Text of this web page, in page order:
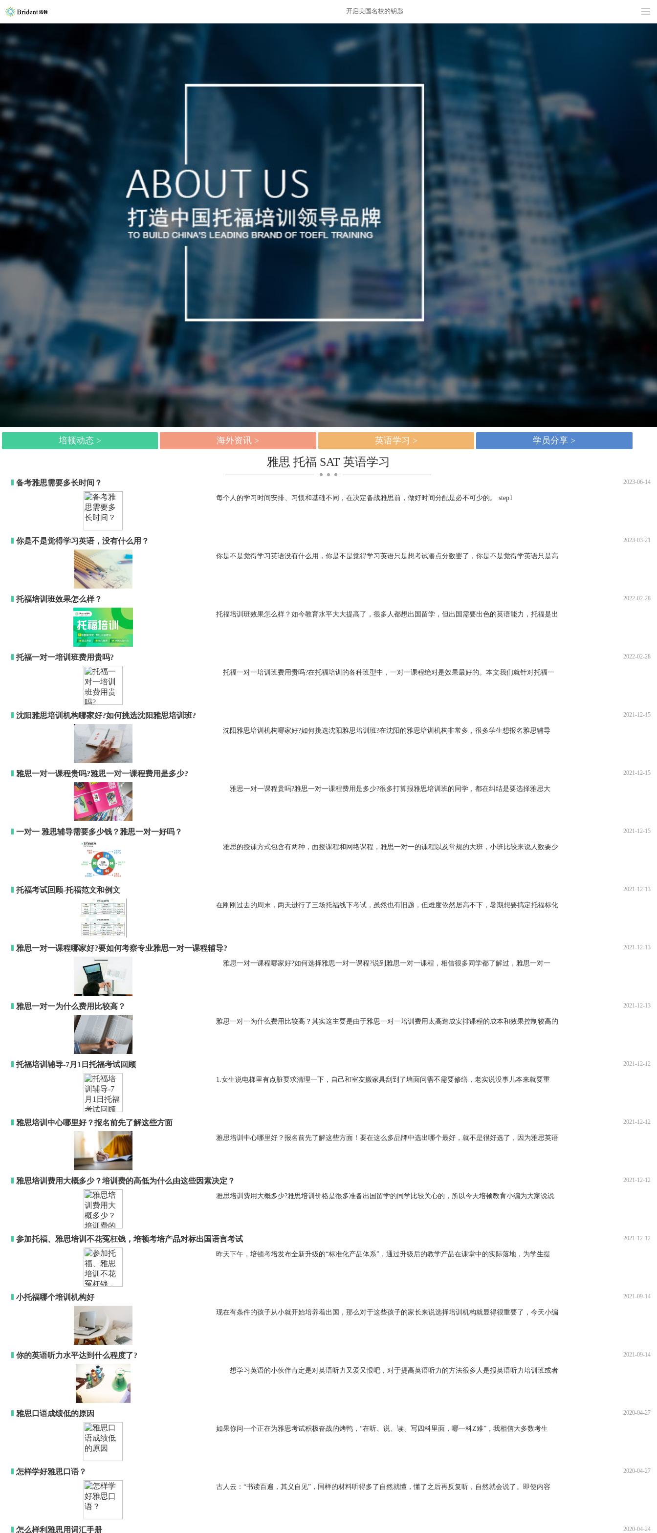
开启美国名校的钥匙
培顿动态 > 海外资讯 > 英语学习 > 学员分享 >
雅思 托福 SAT 英语学习
备考雅思需要多长时间？ 2023-06-14
每个人的学习时间安排、习惯和基础不同，在决定备战雅思前，做好时间分配是必不可少的。 step1
你是不是觉得学习英语，没有什么用？ 2023-03-21
你是不是觉得学习英语没有什么用，你是不是觉得学习英语只是想考试凑点分数罢了，你是不是觉得学英语只是高
托福培训班效果怎么样？ 2022-02-28
托福培训班效果怎么样？如今教育水平大大提高了，很多人都想出国留学，但出国需要出色的英语能力，托福是出
托福一对一培训班费用贵吗? 2022-02-28
托福一对一培训班费用贵吗?在托福培训的各种班型中，一对一课程绝对是效果最好的。本文我们就针对托福一
沈阳雅思培训机构哪家好?如何挑选沈阳雅思培训班? 2021-12-15
沈阳雅思培训机构哪家好?如何挑选沈阳雅思培训班?在沈阳的雅思培训机构非常多，很多学生想报名雅思辅导
雅思一对一课程贵吗?雅思一对一课程费用是多少? 2021-12-15
雅思一对一课程贵吗?雅思一对一课程费用是多少?很多打算报雅思培训班的同学，都在纠结是要选择雅思大
一对一 雅思辅导需要多少钱？雅思一对一好吗？ 2021-12-15
雅思的授课方式包含有两种，面授课程和网络课程，雅思一对一的课程以及常规的大班，小班比较来说人数要少
托福考试回顾-托福范文和例文 2021-12-13
在刚刚过去的周末，两天进行了三场托福线下考试，虽然也有旧题，但难度依然居高不下，暑期想要搞定托福标化
雅思一对一课程哪家好?要如何考察专业雅思一对一课程辅导? 2021-12-13
雅思一对一课程哪家好?如何选择雅思一对一课程?说到雅思一对一课程，相信很多同学都了解过，雅思一对一
雅思一对一为什么费用比较高？ 2021-12-13
雅思一对一为什么费用比较高？其实这主要是由于雅思一对一培训费用太高造成安排课程的成本和效果控制较高的
托福培训辅导-7月1日托福考试回顾 2021-12-12
1.女生说电梯里有点脏要求清理一下，自己和室友搬家具刮到了墙面问需不需要修缮，老实说没事儿本来就要重
雅思培训中心哪里好？报名前先了解这些方面 2021-12-12
雅思培训中心哪里好？报名前先了解这些方面！要在这么多品牌中选出哪个最好，就不是很好选了，因为雅思英语
雅思培训费用大概多少？培训费的高低为什么由这些因素决定？ 2021-12-12
雅思培训费用大概多少?雅思培训价格是很多准备出国留学的同学比较关心的，所以今天培顿教育小编为大家说说
参加托福、雅思培训不花冤枉钱，培顿考培产品对标出国语言考试 2021-12-12
昨天下午，培顿考培发布全新升级的“标准化产品体系”，通过升级后的教学产品在课堂中的实际落地，为学生提
小托福哪个培训机构好 2021-09-14
现在有条件的孩子从小就开始培养着出国，那么对于这些孩子的家长来说选择培训机构就显得很重要了，今天小编
你的英语听力水平达到什么程度了? 2021-09-14
想学习英语的小伙伴肯定是对英语听力又爱又恨吧，对于提高英语听力的方法很多人是报英语听力培训班或者
雅思口语成绩低的原因 2020-04-27
如果你问一个正在为雅思考试积极奋战的烤鸭，“在听、说、读、写四科里面，哪一科Z难”，我相信大多数考生
怎样学好雅思口语？ 2020-04-27
古人云：“书读百遍，其义自见”，同样的材料听得多了自然就懂，懂了之后再反复听，自然就会说了。即使内容
怎么样利雅思用词汇手册 2020-04-24